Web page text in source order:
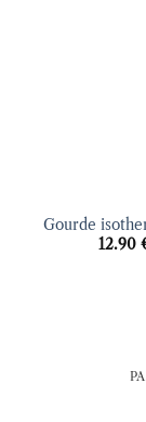
Gourde
12.90